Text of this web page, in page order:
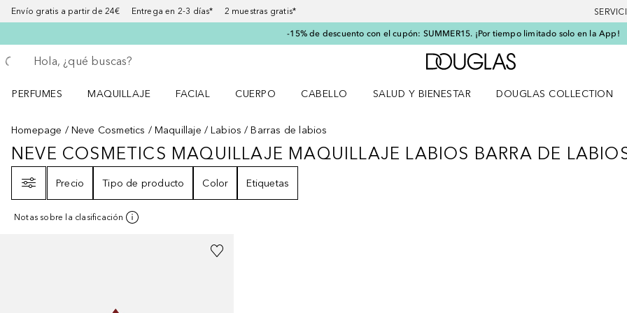
Envío gratis a partir de 24€ Entrega en 2-3 días* 2 muestras gratis*
-15% de descuento con el cupón: SUMMER15. ¡Por tiempo limitado solo en la App!
Regresar
Ejecutar búsqueda
A Douglas Home
PERFUMES
MAQUILLAJE
FACIAL
CUERPO
CABELLO
SALUD Y BIENESTAR
DOUGLAS COLLECTION
Homepage
Neve Cosmetics Maquillaje Labios Barras de labios
NEVE COSMETICS MAQUILLAJE MAQUILLAJE LABIOS BARRA DE
NEVE COSMETICS MAQUILLAJE MAQUILLAJE LABIOS BARRA DE
Precio
Tipo de producto Color Etiquetas
Notas sobre la clasificación
+ 6